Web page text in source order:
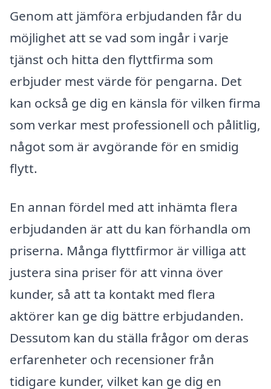
Genom att jämföra erbjudanden får du
möjlighet att se vad som ingår i varje
tjänst och hitta den flyttfirma som
erbjuder mest värde för pengarna. Det
kan också ge dig en känsla för vilken firma
som verkar mest professionell och pålitlig,
något som är avgörande för en smidig
flytt.
En annan fördel med att inhämta flera
erbjudanden är att du kan förhandla om
priserna. Många flyttfirmor är villiga att
justera sina priser för att vinna över
kunder, så att ta kontakt med flera
aktörer kan ge dig bättre erbjudanden.
Dessutom kan du ställa frågor om deras
erfarenheter och recensioner från
tidigare kunder, vilket kan ge dig en